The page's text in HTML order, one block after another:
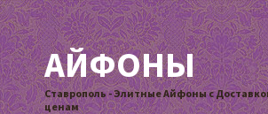
АЙФОНЫ
Ставрополь - Элитные Айфоны с
ценам